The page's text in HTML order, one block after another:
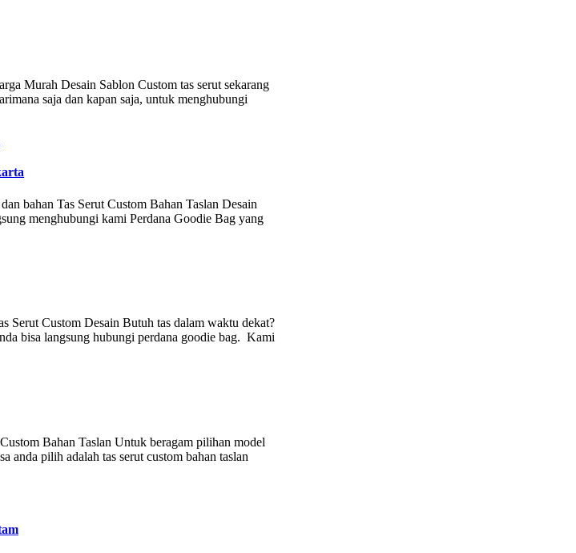
Murah Desain Sablon Custom tas serut sekarang
saja dan kapan saja, untuk menghubungi
bahan Tas Serut Custom Bahan Taslan Desain
menghubungi kami Perdana Goodie Bag yang
Serut Custom Desain Butuh tas dalam waktu dekat?
bisa langsung hubungi perdana goodie bag. Kami
Bahan Taslan Untuk beragam pilihan model
anda pilih adalah tas serut custom bahan taslan